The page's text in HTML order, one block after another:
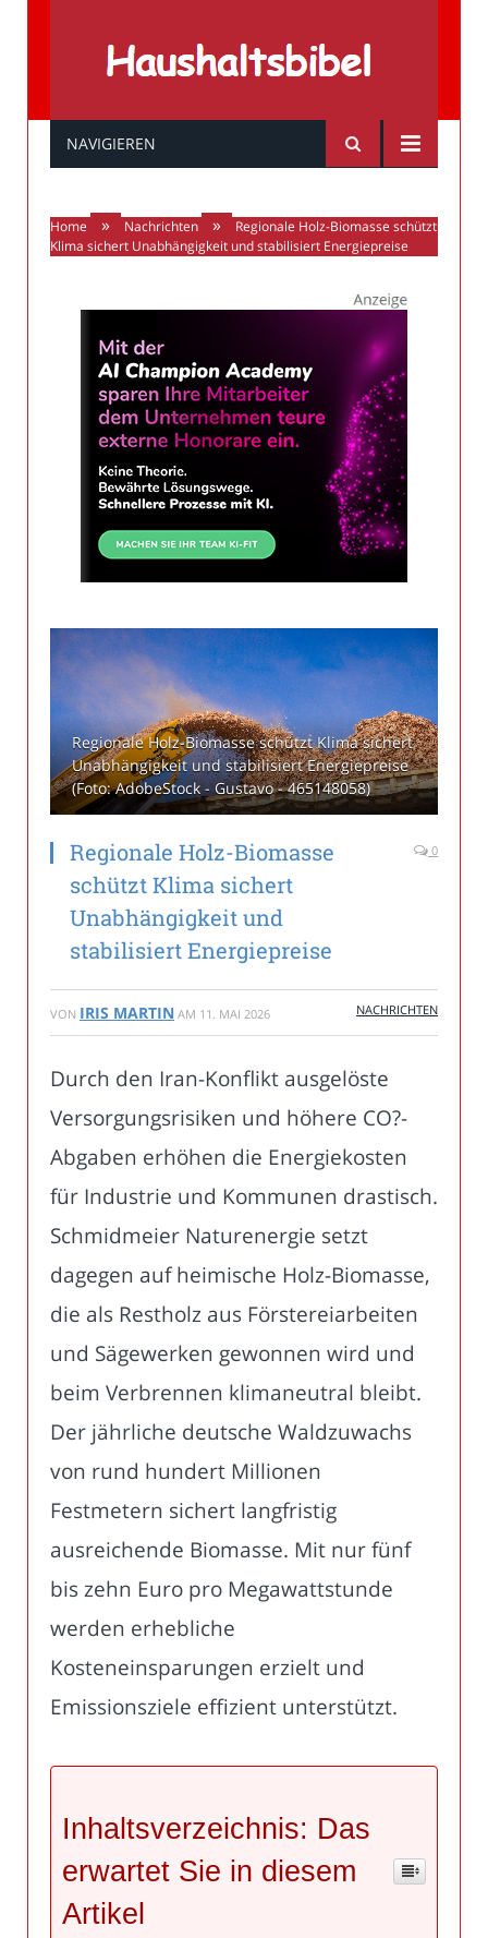
Haushaltsbibel
NAVIGIEREN
Home » Nachrichten »
Regionale Holz-Biomasse schützt
Klima sichert Unabhängigkeit und stabilisiert Energiepreise
Regionale Holz-Biomasse schützt Klima sichert
Unabhängigkeit und stabilisiert Energiepreise
(Foto: AdobeStock - Gustavo - 465148058)
Regionale Holz-Biomasse
schützt Klima sichert
Unabhängigkeit und
stabilisiert Energiepreise
0
VON IRIS MARTIN AM 11. MAI 2026 NACHRICHTEN
Durch den Iran-Konflikt ausgelöste
Versorgungsrisiken und höhere CO?-
Abgaben erhöhen die Energiekosten
für Industrie und Kommunen drastisch.
Schmidmeier Naturenergie setzt
dagegen auf heimische Holz-Biomasse,
die als Restholz aus Förstereiarbeiten
und Sägewerken gewonnen wird und
beim Verbrennen klimaneutral bleibt.
Der jährliche deutsche Waldzuwachs
von rund hundert Millionen
Festmetern sichert langfristig
ausreichende Biomasse. Mit nur fünf
bis zehn Euro pro Megawattstunde
werden erhebliche
Kosteneinsparungen erzielt und
Emissionsziele effizient unterstützt.
Inhaltsverzeichnis: Das
erwartet Sie in diesem
Artikel